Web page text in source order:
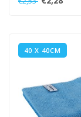
40 X 40CM